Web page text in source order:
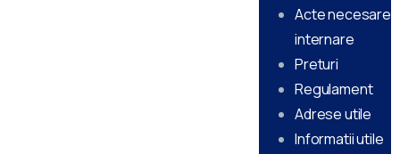
Acte necesare
internare
Preturi
Regulament
Adrese utile
Informatii utile